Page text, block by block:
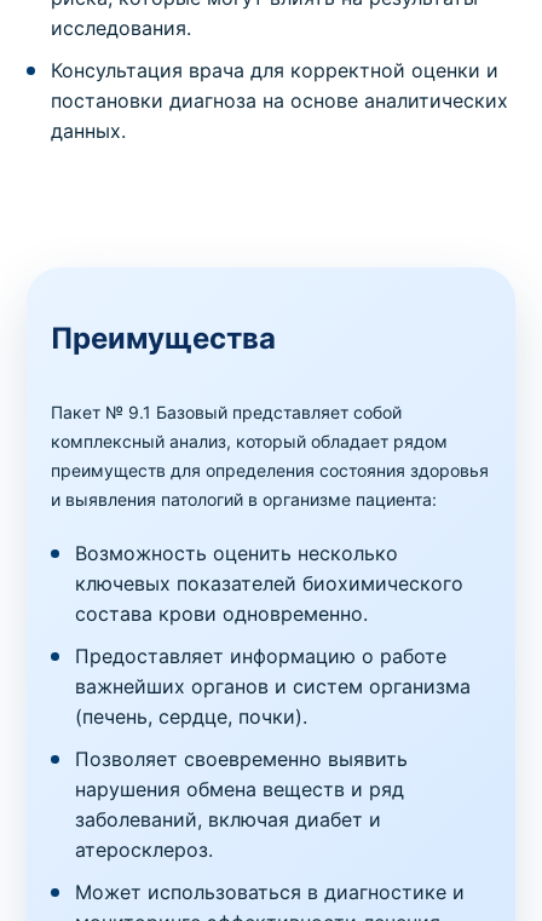
исследования.
Консультация врача для корректной оценки и
постановки диагноза на основе аналитических
данных.
Преимущества
Пакет № 9.1 Базовый представляет собой
комплексный анализ, который обладает рядом
преимуществ для определения состояния здоровья
и выявления патологий в организме пациента:
Возможность оценить несколько
ключевых показателей биохимического
состава крови одновременно.
Предоставляет информацию о работе
важнейших органов и систем организма
(печень, сердце, почки).
Позволяет своевременно выявить
нарушения обмена веществ и ряд
заболеваний, включая диабет и
атеросклероз.
Может использоваться в диагностике и